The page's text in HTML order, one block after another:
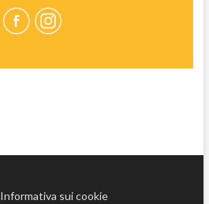
Informativa sui cookie